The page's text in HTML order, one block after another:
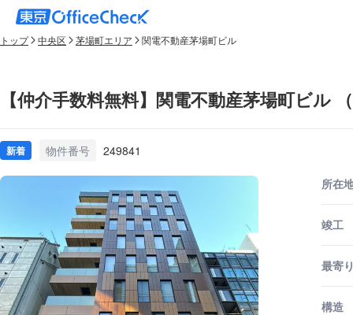
トップ 中央区 茅場町エリア 関電不動産茅場町ビル
【仲介手数料無料】関電不動産茅場町ビル
新着 物件番号 249841
所在
竣工
最寄
構造